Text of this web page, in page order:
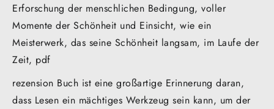
Erforschung der menschlichen Bedingung, voller
Momente der Schönheit und Einsicht, wie ein
Meisterwerk, das seine Schönheit langsam, im Laufe der
Zeit, pdf
rezension Buch ist eine großartige Erinnerung daran,
dass Lesen ein mächtiges Werkzeug sein kann, um der